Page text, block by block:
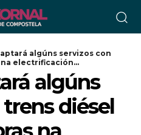
algúns servizos con
electrificación...
algúns
diésel